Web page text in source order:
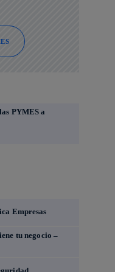
PYMES a
Empresas
tu negocio –